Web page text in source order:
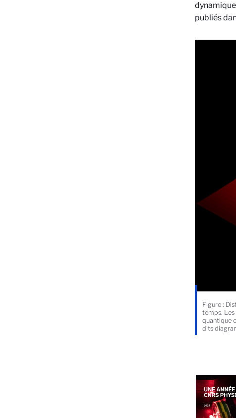
publiés
Figure :
temps.
quantique
dits